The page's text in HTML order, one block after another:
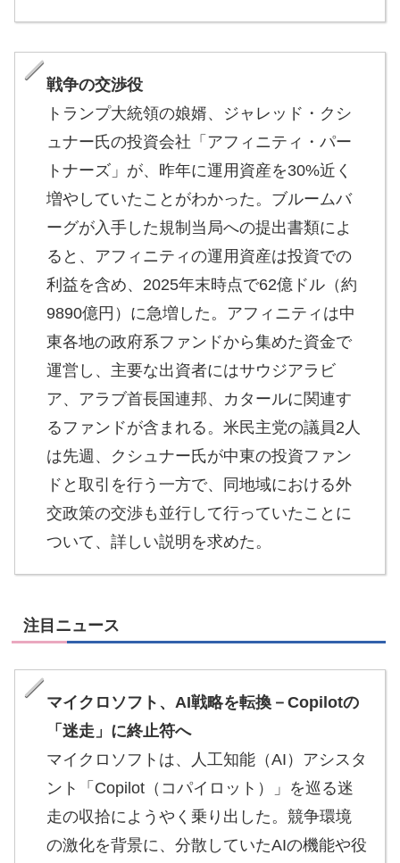
戦争の交渉役
トランプ大統領の娘婿、ジャレッド・クシ
ュナー氏の投資会社「アフィニティ・パー
トナーズ」が、昨年に運用資産を30%近く
増やしていたことがわかった。ブルームバ
ーグが入手した規制当局への提出書類によ
ると、アフィニティの運用資産は投資での
利益を含め、2025年末時点で62億ドル（約
9890億円）に急増した。アフィニティは中
東各地の政府系ファンドから集めた資金で
運営し、主要な出資者にはサウジアラビ
ア、アラブ首長国連邦、カタールに関連す
るファンドが含まれる。米民主党の議員2人
は先週、クシュナー氏が中東の投資ファン
ドと取引を行う一方で、同地域における外
交政策の交渉も並行して行っていたことに
ついて、詳しい説明を求めた。
注目ニュース
マイクロソフト、AI戦略を転換－Copilotの
「迷走」に終止符へ
マイクロソフトは、人工知能（AI）アシスタ
ント「Copilot（コパイロット）」を巡る迷
走の収拾にようやく乗り出した。競争環境
の激化を背景に、分散していたAIの機能や役